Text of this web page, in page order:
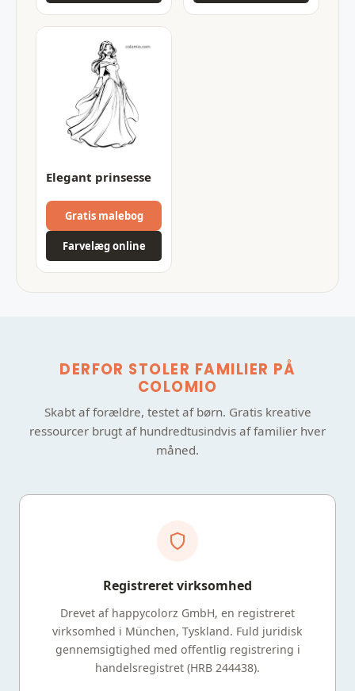
Elegant prinsesse
Gratis malebog
Farvelæg online
DERFOR STOLER FAMILIER PÅ
COLOMIO
Skabt af forældre, testet af børn. Gratis kreative
ressourcer brugt af hundredtusindvis af familier hver
måned.
Registreret virksomhed
Drevet af happycolorz GmbH, en registreret
virksomhed i München, Tyskland. Fuld juridisk
gennemsigtighed med offentlig registrering i
handelsregistret (HRB 244438).